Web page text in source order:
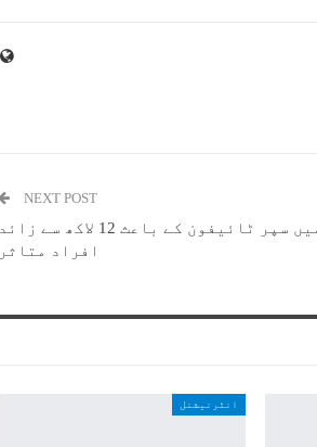
NEXT POST
چین میں سپر ٹائیفون کے باعث 12 لاکھ سے زائد
افراد متاثر
انٹرنیشنل